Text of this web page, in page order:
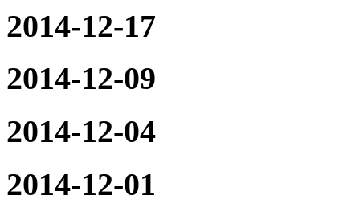
2014-12-17
2014-12-09
2014-12-04
2014-12-01